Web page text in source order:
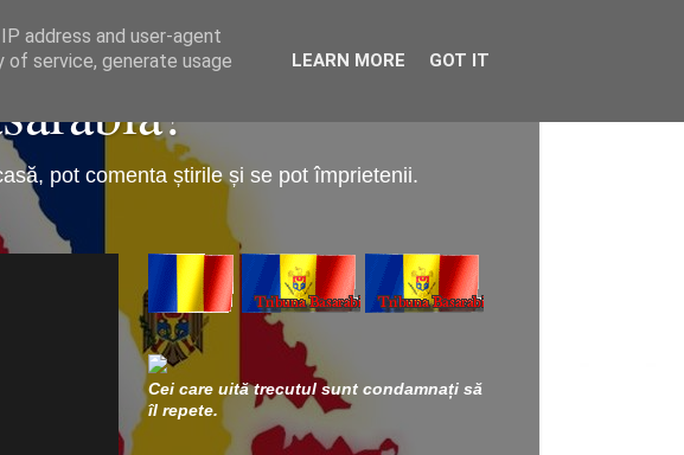
pot comenta știrile și se pot împrietenii.
Cei care uită trecutul sunt condamnați să
îl repete.
address and user-agent
of service, generate usage
LEARN MORE GOT IT